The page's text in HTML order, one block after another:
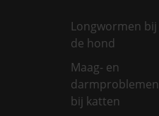
Longwormen bij
de hond
Maag- en
darmproblemen
bij katten